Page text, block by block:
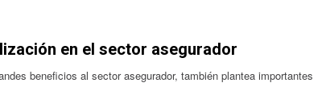
en el sector asegurador
beneficios al sector asegurador, también plantea importantes